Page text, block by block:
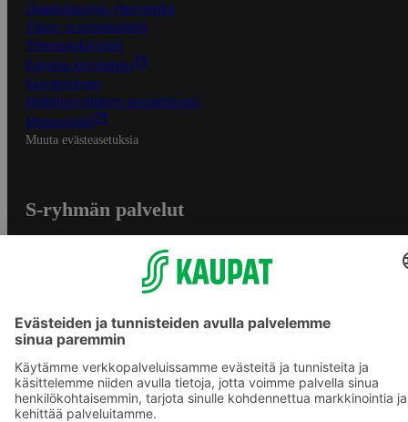
Osuuskauppojen yhteystiedot
Tilaus- ja toimitusehdot
Tietosuojakäytäntö
Palvelun käyttöehdot
Saavutettavuus
Mobiilisovelluksen saavutettavuus
Mainostajalle
Muuta evästeasetuksia
S-ryhmän palvelut
S-ostoslista -sovellus
Prisma.fi
Sokos.fi
S-Pankki
Yhteishyvä